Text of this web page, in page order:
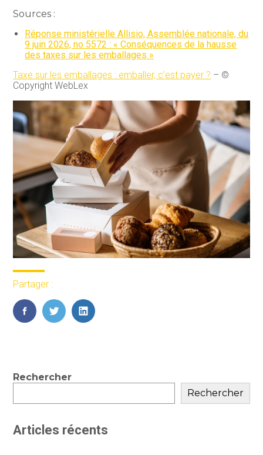
Sources :
Réponse ministérielle Allisio, Assemblée nationale, du
9 juin 2026, no 5572 : « Conséquences de la hausse
des taxes sur les emballages »
Taxe sur les emballages : emballer, c’est payer ? – ©
Copyright WebLex
Partager :
FaceBook
TwitterLinkedIn
Blog
Rechercher
Rechercher
Articles récents